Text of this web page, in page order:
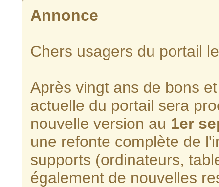
Annonce
Chers usagers du portail
Après vingt ans de bons
actuelle du portail sera
nouvelle version au 1er
une refonte complète de
supports (ordinateurs,
également de nouvelles